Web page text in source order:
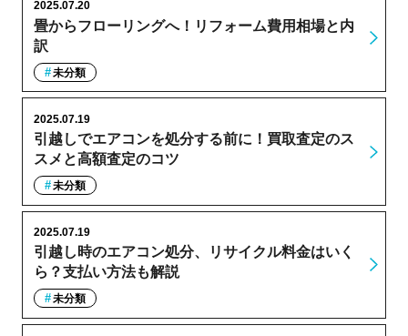
畳からフローリングへ！リフォーム費用相場と内
訳
2025.07.20
未分類
引越しでエアコンを処分する前に！買取査定のス
スメと高額査定のコツ
2025.07.19
未分類
引越し時のエアコン処分、リサイクル料金はいく
ら？支払い方法も解説
2025.07.19
未分類